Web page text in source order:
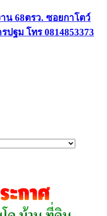
น 68ตรว. ซอยกาโตว์
ฐม โทร 0814853373